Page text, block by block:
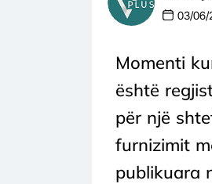
03/06/
Momenti
është
për një
furnizimit
publikuara